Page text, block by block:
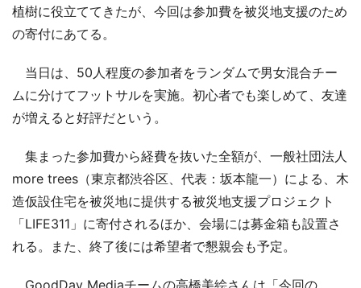
植樹に役立ててきたが、今回は参加費を被災地支援のため
の寄付にあてる。
当日は、50人程度の参加者をランダムで男女混合チー
ムに分けてフットサルを実施。初心者でも楽しめて、友達
が増えると好評だという。
集まった参加費から経費を抜いた全額が、一般社団法人
more trees（東京都渋谷区、代表：坂本龍一）による、木
造仮設住宅を被災地に提供する被災地支援プロジェクト
「LIFE311」に寄付されるほか、会場には募金箱も設置さ
れる。また、終了後には希望者で懇親会も予定。
GoodDay Mediaチームの高橋美絵さんは「今回の